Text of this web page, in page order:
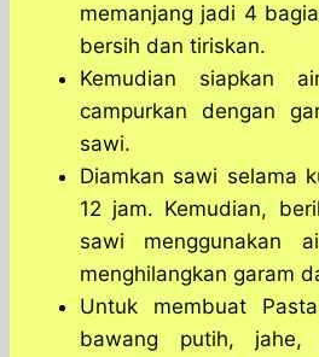
memanjang jadi 4
bersih dan tiriskan.
Kemudian siapkan
campurkan dengan
sawi.
Diamkan sawi selama
12 jam. Kemudian,
sawi menggunakan
menghilangkan garam
Untuk membuat
bawang putih, jahe,